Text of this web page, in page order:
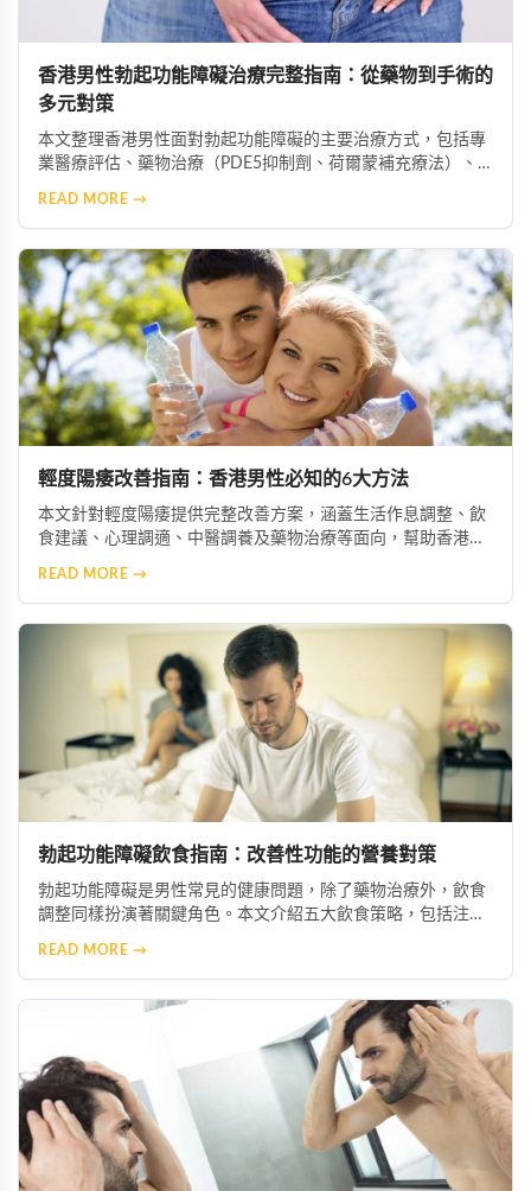
香港男性勃起功能障礙治療完整指南：從藥物到手術的
多元對策
本文整理香港男性面對勃起功能障礙的主要治療方式，包括專
業醫療評估、藥物治療（PDE5抑制劑、荷爾蒙補充療法）、
案。
READ MORE →
輕度陽痿改善指南：香港男性必知的6大方法
本文針對輕度陽痿提供完整改善方案，涵蓋生活作息調整、飲
食建議、心理調適、中醫調養及藥物治療等面向，幫助香港男
READ MORE →
勃起功能障礙飲食指南：改善性功能的營養對策
勃起功能障礙是男性常見的健康問題，除了藥物治療外，飲食
調整同樣扮演著關鍵角色。本文介紹五大飲食策略，包括注重
有效改善症狀並促進整體健康。
READ MORE →